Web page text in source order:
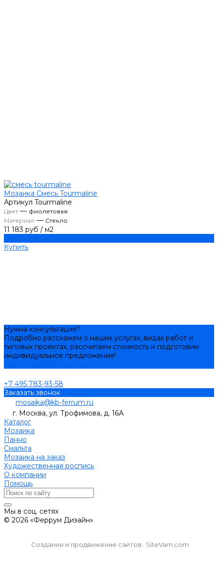
Мозаика Смесь Tourmaline
Артикул Tourmaline
Цвет— фиолетовая
Материал — Стекло
11 183 руб / м2
Купить
Нужна консультация?
Подробно расскажем о наших услугах, видах работ и
типовых проектах, рассчитаем стоимость и подготовим
индивидуальное предложение!
+7 495 783-93-58
Заказать звонок
mosaika@kb-ferrum.ru
г. Москва, ул. Трофимова, д. 16А
Каталог
Мозаика
Панно
Смальта
Мозаика на заказ
Художественная роспись
О компании
Помощь
Мы в соц. сетях
© 2026 «Феррум Дизайн»
Создание и продвижение сайтов · SiteVam.com